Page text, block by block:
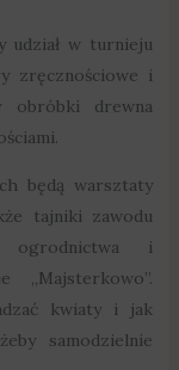
udział w turnieju
zręcznościowe i
obróbki drewna
będą warsztaty
tajniki zawodu
ogrodnictwa i
„Majsterkowo”.
kwiaty i jak
samodzielnie